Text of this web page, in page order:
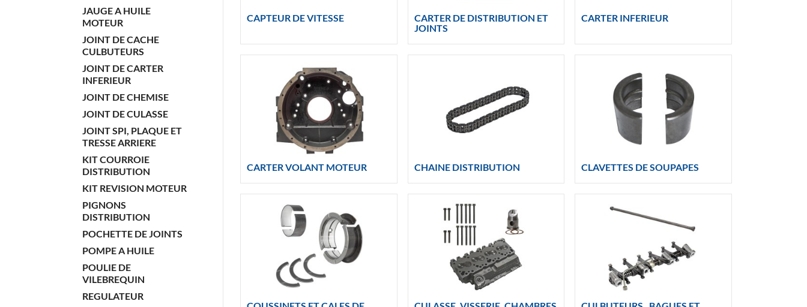
JAUGE A HUILE
MOTEUR
JOINT DE CACHE
CULBUTEURS
JOINT DE CARTER
INFERIEUR
JOINT DE CHEMISE
JOINT DE CULASSE
JOINT SPI, PLAQUE ET
TRESSE ARRIERE
KIT COURROIE
DISTRIBUTION
KIT REVISION MOTEUR
PIGNONS
DISTRIBUTION
POCHETTE DE JOINTS
POMPE A HUILE
POULIE DE
VILEBREQUIN
REGULATEUR
CAPTEUR DE VITESSE
CARTER DE DISTRIBUTION ET
JOINTS
CARTER INFERIEUR
CARTER VOLANT MOTEUR CHAINE DISTRIBUTION CLAVETTES DE SOUPAPES